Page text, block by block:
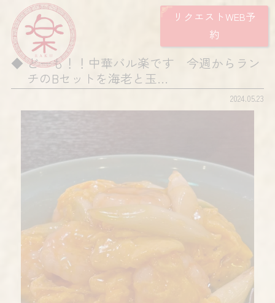
リクエストWEB予
約
どーも！！中華バル楽です 今週からラン
チのBセットを海老と玉…
2024.05.23